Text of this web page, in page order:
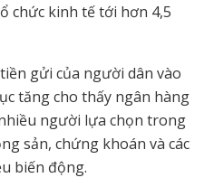
chức kinh tế tới hơn 4,5
gửi của người dân vào
tăng cho thấy ngân hàng
người lựa chọn trong
sản, chứng khoán và các
biến động.